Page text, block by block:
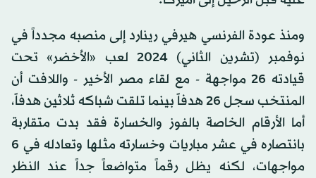
ومنذ عودة الفرنسي هيرفي رينارد إلى منصبه مجدداً في
نوفمبر (تشرين الثاني) 2024 لعب «الأخضر» تحت
قيادته 26 مواجهة - مع لقاء مصر الأخير - واللافت أن
المنتخب سجل 26 هدفاً بينما تلقت شباكه ثلاثين هدفاً،
أما الأرقام الخاصة بالفوز والخسارة فقد بدت متقاربة
بانتصاره في عشر مباريات وخسارته مثلها وتعادله في 6
مواجهات، لكنه يظل رقماً متواضعاً جداً عند النظر